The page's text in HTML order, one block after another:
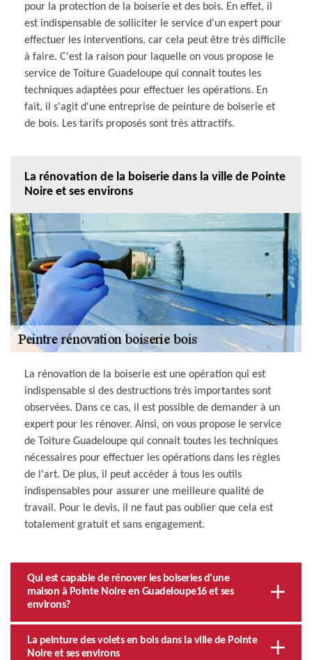
pour la protection de la boiserie et des bois. En effet, il
est indispensable de solliciter le service d'un expert pour
effectuer les interventions, car cela peut être très difficile
à faire. C'est la raison pour laquelle on vous propose le
service de Toiture Guadeloupe qui connait toutes les
techniques adaptées pour effectuer les opérations. En
fait, il s'agit d'une entreprise de peinture de boiserie et
de bois. Les tarifs proposés sont très attractifs.
La rénovation de la boiserie dans la ville de Pointe
Noire et ses environs
La rénovation de la boiserie est une opération qui est
indispensable si des destructions très importantes sont
observées. Dans ce cas, il est possible de demander à un
expert pour les rénover. Ainsi, on vous propose le service
de Toiture Guadeloupe qui connait toutes les techniques
nécessaires pour effectuer les opérations dans les règles
de l'art. De plus, il peut accéder à tous les outils
indispensables pour assurer une meilleure qualité de
travail. Pour le devis, il ne faut pas oublier que cela est
totalement gratuit et sans engagement.
Qui est capable de rénover les boiseries d'une
maison à Pointe Noire en Guadeloupe16 et ses
environs?
La peinture des volets en bois dans la ville de Pointe
Noire et ses environs